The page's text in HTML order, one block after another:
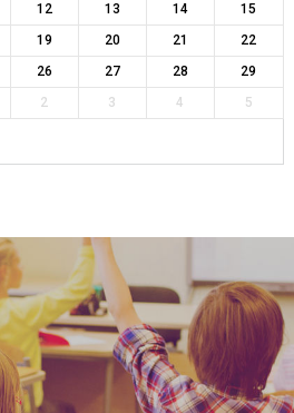
12 13 14
15
19 20 21
22
26 27 28
29
2 3 4 5